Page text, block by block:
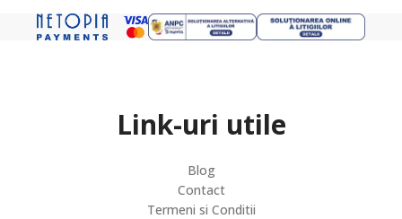
Link-uri utile
Blog
Contact
Termeni si Conditii